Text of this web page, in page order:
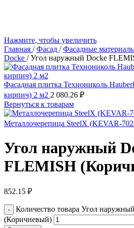
Нажмите, чтобы увеличить
Главная / Фасад / Фасадные
Docke / Угол наружный Docke
Фасадная плитка Технониколь
кирпич) 2 м2 2 080.26 ₽
Вернуться к товарам
Металлочерепица SteelX (KEVAR-
Угол наружный
FLEMISH
852.15 ₽
-
Количество товара Угол
(Коричневый)